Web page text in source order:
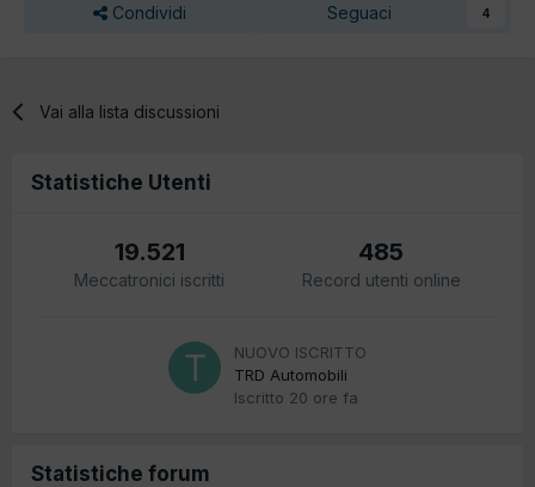
Condividi Seguaci 4
Vai alla lista discussioni
Statistiche Utenti
19.521
Meccatronici iscritti
485
Record utenti online
NUOVO ISCRITTO
TRD Automobili
Iscritto 20 ore fa
Statistiche forum